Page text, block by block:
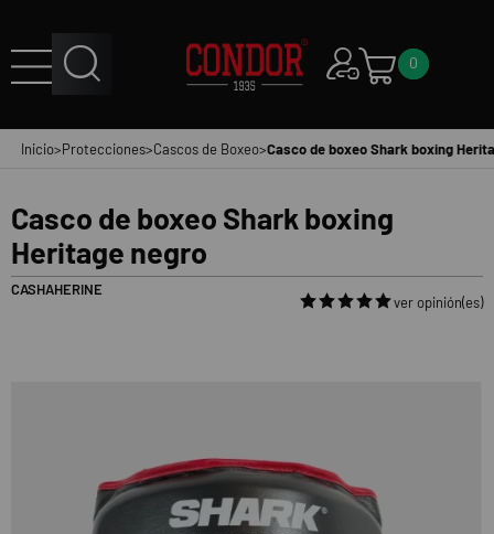
0
Inicio>Protecciones>Cascos de Boxeo>Casco de boxeo Shark boxing
Casco de boxeo Shark boxing
Heritage negro
CASHAHERINE
ver opinión(es)